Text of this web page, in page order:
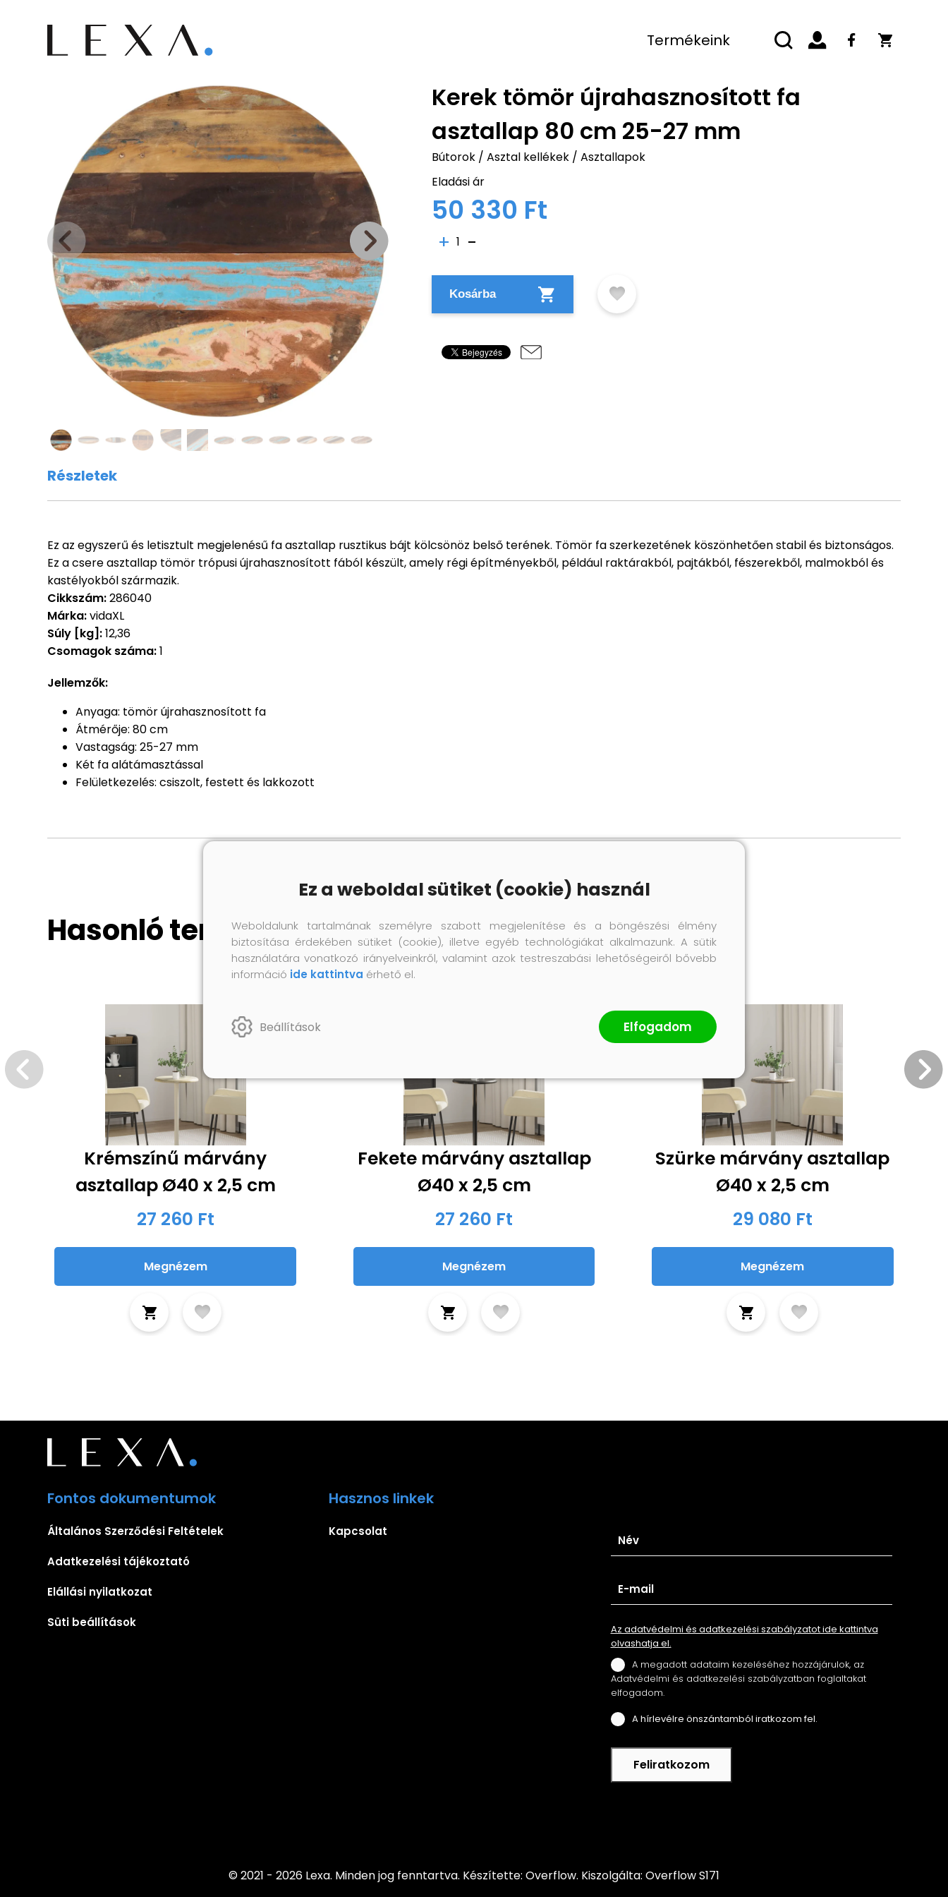
Termékeink
Kerek tömör újrahasznosított fa
asztallap 80 cm 25-27 mm
Bútorok/ Asztal kellékek/ Asztallapok
Eladási ár
50 330 Ft
1
Kosárba
Részletek
Ez az egyszerű és letisztult megjelenésű fa asztallap rusztikus bájt kölcsönöz belső terének. Tömör fa szerkezetének köszönhetően stabil és biztonságos.
Ez a csere asztallap tömör trópusi újrahasznosított fából készült, amely régi építményekből, például raktárakból, pajtákból, fészerekből, malmokból és
kastélyokból származik.
Cikkszám:286040
Márka:vidaXL
Súly [kg]:12,36
Csomagok száma:1
Jellemzők:
Anyaga: tömör újrahasznosított fa
Átmérője: 80 cm
Vastagság: 25-27 mm
Két fa alátámasztással
Felületkezelés: csiszolt, festett és lakkozott
Hasonló termékek
Krémszínű márvány
asztallap Ø40 x 2,5 cm
27 260 Ft
Megnézem
Fekete márvány asztallap
Ø40 x 2,5 cm
27 260 Ft
Megnézem
Szürke márvány asztallap
Ø40 x 2,5 cm
29 080 Ft
Megnézem
Fontos dokumentumok
Általános Szerződési Feltételek
Adatkezelési tájékoztató
Elállási nyilatkozat
Süti beállítások
Hasznos linkek
Kapcsolat
Az adatvédelmi és adatkezelési szabályzatot ide kattintva
olvashatja el.
A megadott adataim kezeléséhez hozzájárulok, az
Adatvédelmi és adatkezelési szabályzatban foglaltakat
elfogadom.
A hírlevélre önszántamból iratkozom fel.
Feliratkozom
© 2021 - 2026 Lexa. Minden jog fenntartva. Készítette: Overflow. Kiszolgálta: Overflow S171
Ez a weboldal sütiket (cookie) használ
Weboldalunk tartalmának személyre szabott megjelenítése és a böngészési élmény
biztosítása érdekében sütiket (cookie), illetve egyéb technológiákat alkalmazunk. A sütik
használatára vonatkozó irányelveinkről, valamint azok testreszabási lehetőségeiről bővebb
információ ide kattintva érhető el.
Beállítások Elfogadom